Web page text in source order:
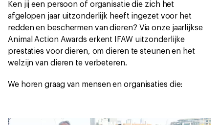
Ken jij een persoon of organisatie die zich het
afgelopen jaar uitzonderlijk heeft ingezet voor het
redden en beschermen van dieren? Via onze jaarlijkse
Animal Action Awards erkent IFAW uitzonderlijke
prestaties voor dieren, om dieren te steunen en het
welzijn van dieren te verbeteren.
We horen graag van mensen en organisaties die: